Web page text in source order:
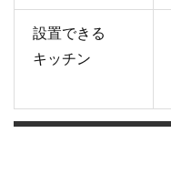
設置できる
キッチン